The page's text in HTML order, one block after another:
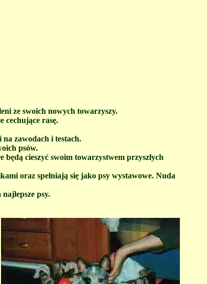
ze swoich nowych towarzyszy.
cechujące rasę.
zawodach i testach.
psów.
cieszyć swoim towarzystwem przyszłych
oraz spełniają się jako psy wystawowe. Nuda
psy.